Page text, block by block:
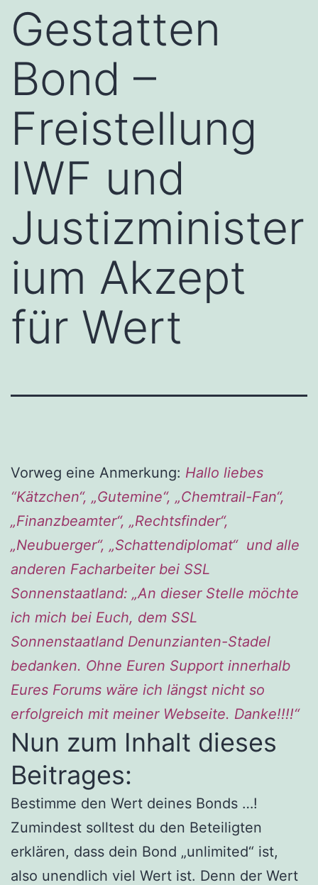
Gestatten
Bond –
Freistellung
IWF und
Justizminister
ium Akzept
für Wert
Vorweg eine Anmerkung: Hallo liebes
“Kätzchen“, „Gutemine“, „Chemtrail-Fan“,
„Finanzbeamter“, „Rechtsfinder“,
„Neubuerger“, „Schattendiplomat“ und alle
anderen Facharbeiter bei SSL
Sonnenstaatland: „An dieser Stelle möchte
ich mich bei Euch, dem SSL
Sonnenstaatland Denunzianten-Stadel
bedanken. Ohne Euren Support innerhalb
Eures Forums wäre ich längst nicht so
erfolgreich mit meiner Webseite. Danke!!!!“
Nun zum Inhalt dieses
Beitrages:
Bestimme den Wert deines Bonds …!
Zumindest solltest du den Beteiligten
erklären, dass dein Bond „unlimited“ ist,
also unendlich viel Wert ist. Denn der Wert